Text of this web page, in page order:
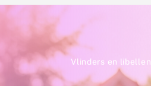
Vlinders en libellen